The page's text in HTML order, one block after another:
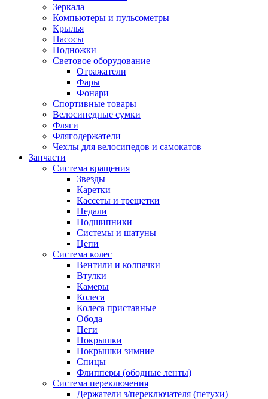
Зеркала
Компьютеры и пульсометры
Крылья
Насосы
Подножки
Световое оборудование
Отражатели
Фары
Фонари
Спортивные товары
Велосипедные сумки
Фляги
Флягодержатели
Чехлы для велосипедов и самокатов
Запчасти
Система вращения
Звезды
Каретки
Кассеты и трещетки
Педали
Подшипники
Системы и шатуны
Цепи
Система колес
Вентили и колпачки
Втулки
Камеры
Колеса
Колеса приставные
Обода
Пеги
Покрышки
Покрышки зимние
Спицы
Флипперы (ободные ленты)
Система переключения
Держатели з/переключателя (петухи)